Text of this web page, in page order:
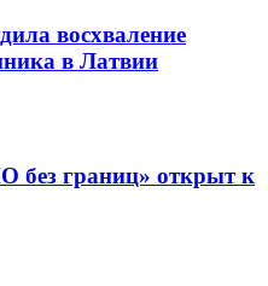
восхваление
в Латвии
без границ» открыт к